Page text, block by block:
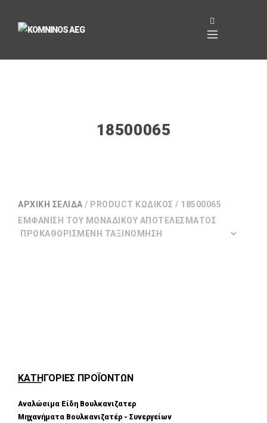
18500065
ΑΡΧΙΚΉ ΣΕΛΊΔΑ / PRODUCT ΚΩΔΙΚΌΣ / 18500065
ΕΜΦΆΝΙΣΗ ΤΟΥ ΜΟΝΑΔΙΚΟΎ ΑΠΟΤΕΛΈΣΜΑΤΟΣ
ΚΑΤΗΓΟΡΙΕΣ ΠΡΟΪΟΝΤΩΝ
Αναλώσιμα Είδη Βουλκανιζατερ
Μηχανήματα Βουλκανιζατέρ - Συνεργείων